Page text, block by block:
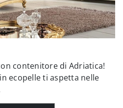
contenitore di Adriatica!
ecopelle ti aspetta nelle